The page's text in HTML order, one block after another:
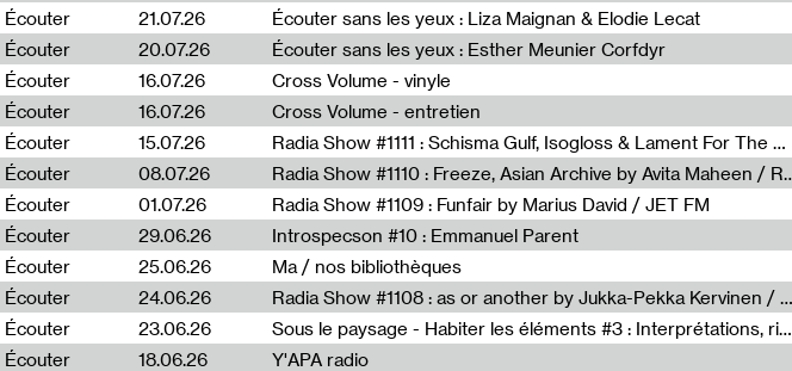
Écouter
21.07.26 Écouter sans les yeux : Liza Maignan & Elodie Lecat
Écouter
20.07.26 Écouter sans les yeux : Esther Meunier Corfdyr
Écouter
16.07.26 Cross Volume - vinyle
Écouter
16.07.26 Cross Volume - entretien
Écouter
15.07.26 Radia Show #1111 : Schisma Gulf, Isogloss & Lament For The Old Clock By Harvey Young / Resonance
Écouter
08.07.26 Radia Show #1110 : Freeze,
Écouter
01.07.26 Radia Show #1109 : Funfair by Marius David / JET FM
Écouter
29.06.26 Introspecson #10 : Emmanuel Parent
Écouter
25.06.26 Ma / nos bibliothèques
Écouter
24.06.26 Radia Show #1108 : as or another by Jukka-Pekka Kervinen / Rádio Zero
Écouter
23.06.26 Sous le paysage - Habiter les éléments #3 : Interprétations, rituels et symboliques des éléments
Écouter
18.06.26 Y'APA radio